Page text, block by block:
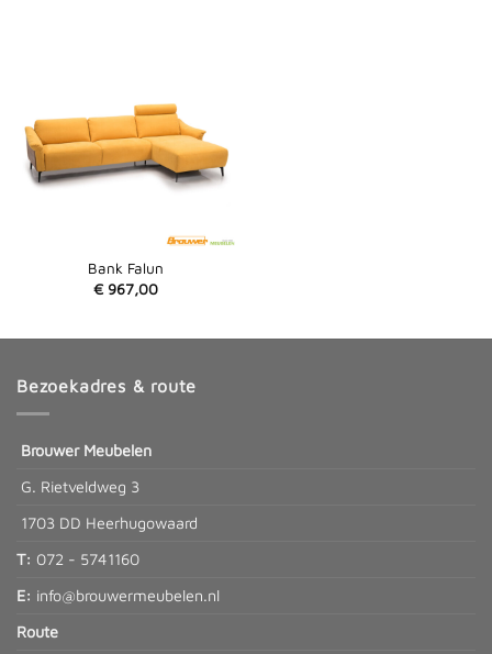
Bank Falun
€ 967,00
Bezoekadres & route
Brouwer Meubelen
G. Rietveldweg 3
1703 DD Heerhugowaard
T: 072 - 5741160
E: info@brouwermeubelen.nl
Route